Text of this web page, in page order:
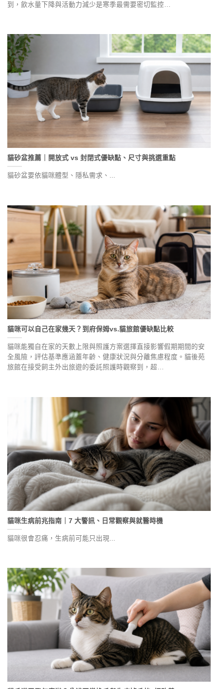
到，飲水量下降與活動力減少是寒季最需要密切監控…
貓砂盆推薦｜開放式 vs 封閉式優缺點、尺寸與挑選重點
貓砂盆要依貓咪體型、隱私需求、...
貓咪可以自己在家幾天？到府保姆vs.貓旅館優缺點比較
貓咪能獨自在家的天數上限與照護方案選擇直接影響假期期間的安
全風險，評估基準應涵蓋年齡、健康狀況與分離焦慮程度。貓後苑
旅館在接受飼主外出旅遊的委託照護時觀察到，超…
貓咪生病前兆指南｜7 大警訊、日常觀察與就醫時機
貓咪很會忍痛，生病前可能只出現...